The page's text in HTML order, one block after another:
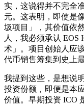
实，这说得并不完全
元。这表明，即使是
圾项目」，其价值依
人，我必须承认 EOS
术」。项目创始人应
代币销售筹集到史上
我提到这些，是想说
投资份额，即便是本
价值。早期投资 ICO